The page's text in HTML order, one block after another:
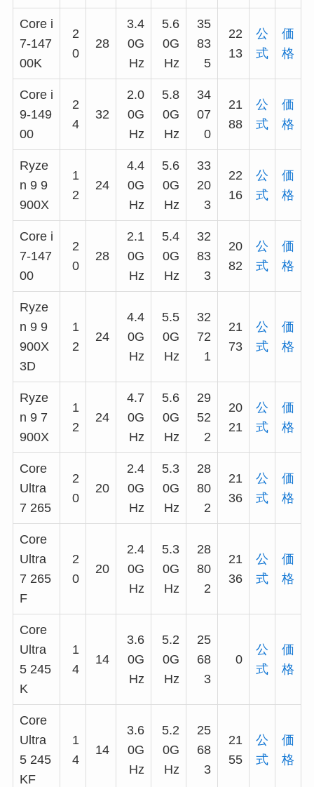
Core i
7-147
00K
2
0
28
3.4
0G
Hz
5.6
0G
Hz
35
83
5
22
13
公
式
価
格
Core i
9-149
00
2
4
32
2.0
0G
Hz
5.8
0G
Hz
34
07
0
21
88
公
式
価
格
Ryze
n 9 9
900X
1
2
24
4.4
0G
Hz
5.6
0G
Hz
33
20
3
22
16
公
式
価
格
Core i
7-147
00
2
0
28
2.1
0G
Hz
5.4
0G
Hz
32
83
3
20
82
公
式
価
格
Ryze
n 9 9
900X
3D
1
2
24
4.4
0G
Hz
5.5
0G
Hz
32
72
1
21
73
公
式
価
格
Ryze
n 9 7
900X
1
2
24
4.7
0G
Hz
5.6
0G
Hz
29
52
2
20
21
公
式
価
格
Core
Ultra
7 265
2
0
20
2.4
0G
Hz
5.3
0G
Hz
28
80
2
21
36
公
式
価
格
Core
Ultra
7 265
F
2
0
20
2.4
0G
Hz
5.3
0G
Hz
28
80
2
21
36
公
式
価
格
Core
Ultra
5 245
K
1
4
14
3.6
0G
Hz
5.2
0G
Hz
25
68
3
0
公
式
価
格
Core
Ultra
5 245
KF
1
4
14
3.6
0G
Hz
5.2
0G
Hz
25
68
3
21
55
公
式
価
格